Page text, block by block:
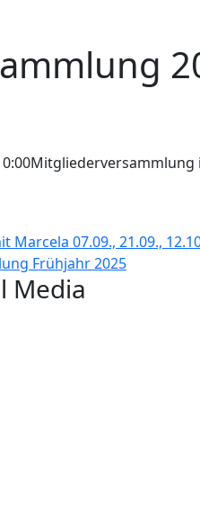
Mitgliederversammlung
07.09., 21.09.,
Frühjahr 2025
Media